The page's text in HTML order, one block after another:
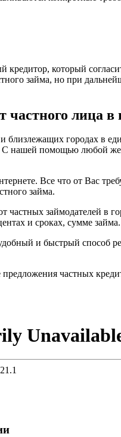
который
займа, но при
лица в
городах в
С нашей помощью любой
Все что от Вас
займа.
займодателей в
и сроках, сумме займа.
и быстрый
частных